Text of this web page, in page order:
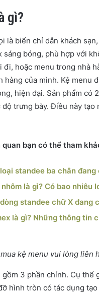
gì?
là biển chỉ dẫn khách
sáng bóng, phù hợp với
đi, hoặc menu trong nhà
hàng của mình. Kệ menu
hiện đại. Sản phẩm
trưng bày. Điều này
bạn có thể tham
standee ba chân
là gì? Có bao nhiêu
standee chữ X đang
là gì? Những thông tin
kệ menu vui lòng liên
gồm 3 phần chính. Cụ
hình tròn có tác dụng